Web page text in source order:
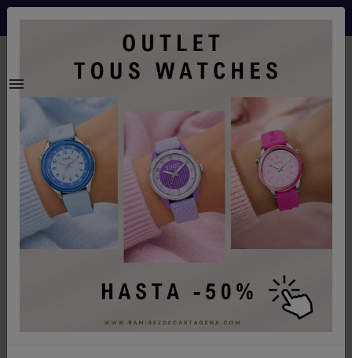
Envíos gratis a partir de 70€ a españa peninsular
Inicio Relojes Reloj Bering solar vidre safir acer - 17331-707